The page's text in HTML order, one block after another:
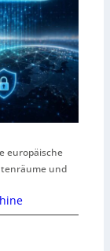
europäische
und